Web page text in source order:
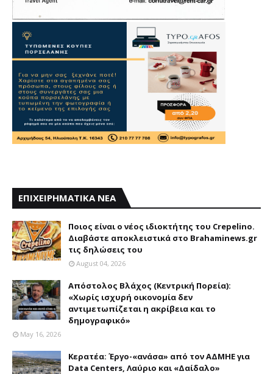
ΕΠΙΧΕΙΡΗΜΑΤΙΚΑ ΝΕΑ
Ποιος είναι ο νέος ιδιοκτήτης του Crepelino.
Διαβάστε αποκλειστικά στο Brahaminews.gr
τις δηλώσεις του
August 04, 2026
Απόστολος Βλάχος (Κεντρική Πορεία):
«Χωρίς ισχυρή οικονομία δεν
αντιμετωπίζεται η ακρίβεια και το
δημογραφικό»
May 16, 2026
Κερατέα: Έργο-«ανάσα» από τον ΑΔΜΗΕ για
Data Centers, Λαύριο και «Δαίδαλο»